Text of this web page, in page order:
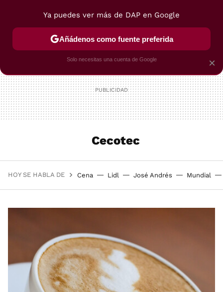
POSTRES VIAJES SELECCIÓN VEGUI
Cecotec
HOY SE HABLA DE Cena Lidl José Andrés Mundial
×
Ya puedes ver más de DAP en Google
Añádenos como fuente preferida
Solo necesitas una cuenta de Google